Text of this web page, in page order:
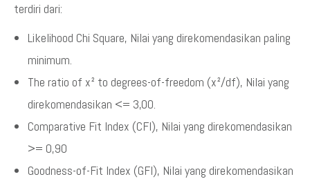
terdiri dari:
Likelihood Chi Square, Nilai yang direkomendasikan paling
minimum.
The ratio of x² to degrees-of-freedom (x²/df), Nilai yang
direkomendasikan <= 3,00.
Comparative Fit Index (CFI), Nilai yang direkomendasikan
>= 0,90
Goodness-of-Fit Index (GFI), Nilai yang direkomendasikan